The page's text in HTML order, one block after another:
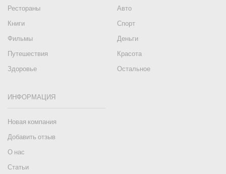
Рестораны
Авто
Книги
Спорт
Фильмы
Деньги
Путешествия
Красота
Здоровье
Остальное
ИНФОРМАЦИЯ
Новая компания
Добавить отзыв
О нас
Статьи